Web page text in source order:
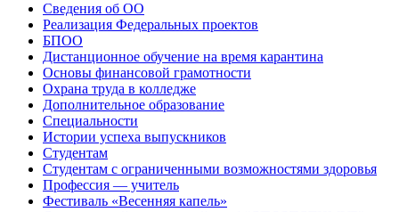
Сведения об ОО
Реализация Федеральных проектов
БПОО
Дистанционное обучение на время карантина
Основы финансовой грамотности
Охрана труда в колледже
Дополнительное образование
Специальности
Истории успеха выпускников
Студентам
Студентам с ограниченными возможностями здоровья
Профессия — учитель
Фестиваль «Весенняя капель»